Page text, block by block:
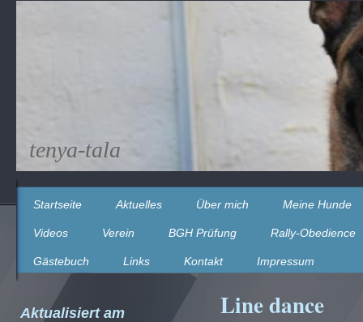
tenya-tala
Startseite Aktuelles Über mich Meine Hunde
Videos Verein BGH Prüfung Rally-Obedience
Gästebuch Links Kontakt Impressum
Line dance
Aktualisiert am